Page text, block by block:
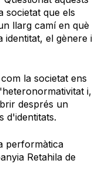
societat que els
llarg camí en què
identitat, el gènere i
la societat ens
i,
després un
d'identitats.
performàtica
Retahila de